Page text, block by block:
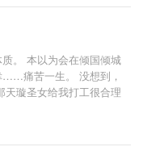
。 本以为会在倾国倾城
……痛苦一生。 没想到，
璇圣女给我打工很合理